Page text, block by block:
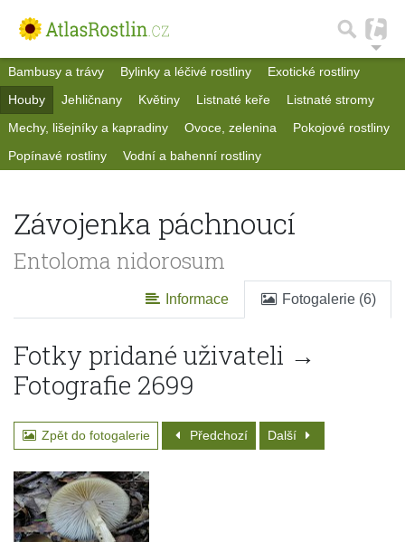
Bambusy a trávy Bylinky a léčivé rostliny
Exotické rostliny
Houby
Jehličnany Květiny Listnaté keře
Listnaté stromy
Mechy, lišejníky a kapradiny
Ovoce, zelenina
Pokojové rostliny
Popínavé rostliny
Vodní a bahenní rostliny
Závojenka páchnoucí
Entoloma nidorosum
Informace Fotogalerie (6)
Fotky pridané uživateli →
Fotografie 2699
Zpět do fotogalerie Předchozí Další